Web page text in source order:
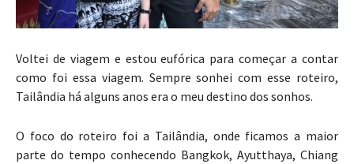
Voltei de viagem e estou eufórica para começar a contar
como foi essa viagem. Sempre sonhei com esse roteiro,
Tailândia há alguns anos era o meu destino dos sonhos.
O foco do roteiro foi a Tailândia, onde ficamos a maior
parte do tempo conhecendo Bangkok, Ayutthaya, Chiang